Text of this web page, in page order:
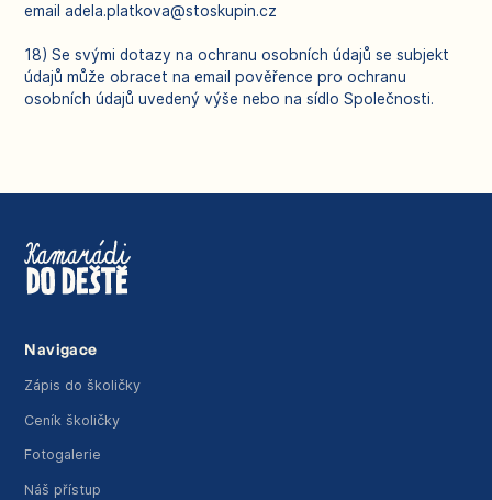
email adela.platkova@stoskupin.cz
18) Se svými dotazy na ochranu osobních údajů se subjekt
údajů může obracet na email pověřence pro ochranu
osobních údajů uvedený výše nebo na sídlo Společnosti.
Navigace
Zápis do školičky
Ceník školičky
Fotogalerie
Náš přístup